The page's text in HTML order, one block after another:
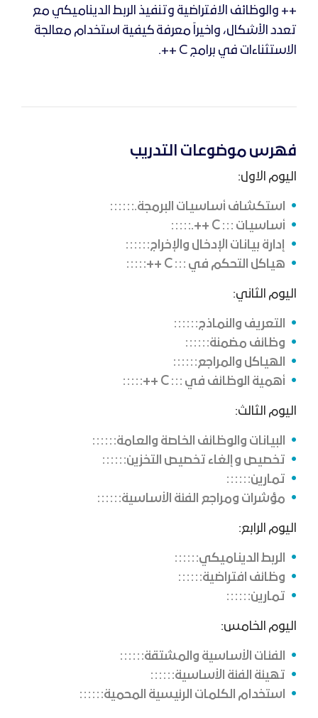
++ والوظائف الافتراضية وتنفيذ الربط الديناميكي مع
تعدد الأشكال، واخيراً معرفة كيفية استخدام معالجة
الاستثناءات في برامجC
++.
فهرس موضوعات التدريب
اليوم الاول:
استكشاف أساسيات البرمجة.
أساسيات
C
++.
إدارة بيانات الإدخال والإخراج
هياكل التحكم في
C
++
اليوم الثاني:
التعريف والنماذج
وظائف مضمنة
الهياكل والمراجع
أهمية الوظائف في
C
++
اليوم الثالث:
البيانات والوظائف الخاصة والعامة
تخصيص وإلغاء تخصيص التخزين
تمارين
مؤشرات ومراجع الفئة الأساسية
اليوم الرابع:
الربط الديناميكي
وظائف افتراضية
تمارين
اليوم الخامس:
الفئات الأساسية والمشتقة
تهيئة الفئة الأساسية
استخدام الكلمات الرئيسية المحمية